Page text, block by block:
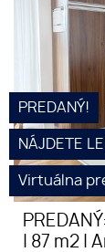
presne
hľadáte.
Virtuálna
NÁJDETE
PREDANÝ!
| 87 m2 |